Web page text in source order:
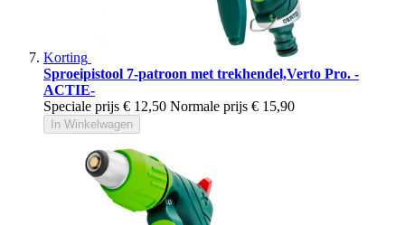
Korting
Sproeipistool 7-patroon met trekhendel,Verto Pro. -
ACTIE-
Speciale prijs € 12,50 Normale prijs € 15,90
In Winkelwagen